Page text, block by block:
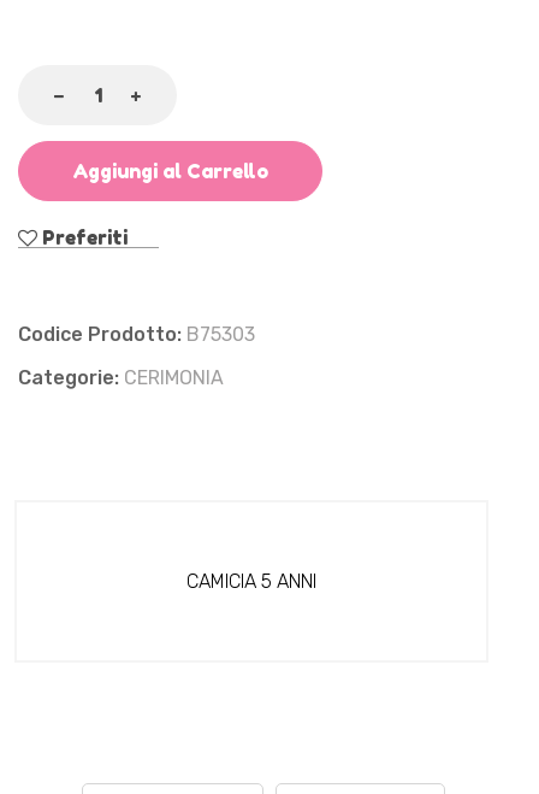
Aggiungi al Carrello
Preferiti
Codice Prodotto: B75303
Categorie: CERIMONIA
CAMICIA 5 ANNI